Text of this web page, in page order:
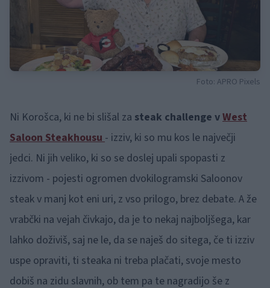
Foto: APRO Pixels
Ni Korošca, ki ne bi slišal za steak challenge vWest
Saloon Steakhousu - izziv, ki so mu kos le največji
jedci. Ni jih veliko, ki so se doslej upali spopasti z
izzivom - pojesti ogromen dvokilogramski Saloonov
steak v manj kot eni uri, z vso prilogo, brez debate. A že
vrabčki na vejah čivkajo, da je to nekaj najboljšega, kar
lahko doživiš, saj ne le, da se naješ do sitega, če ti izziv
uspe opraviti, ti steaka ni treba plačati, svoje mesto
dobiš na zidu slavnih, ob tem pa te nagradijo še z